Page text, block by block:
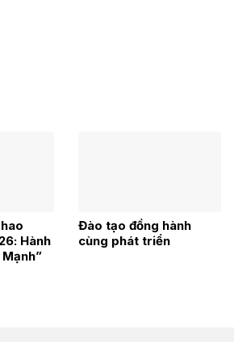
Hành
Đào tạo đồng hành
cùng phát triển